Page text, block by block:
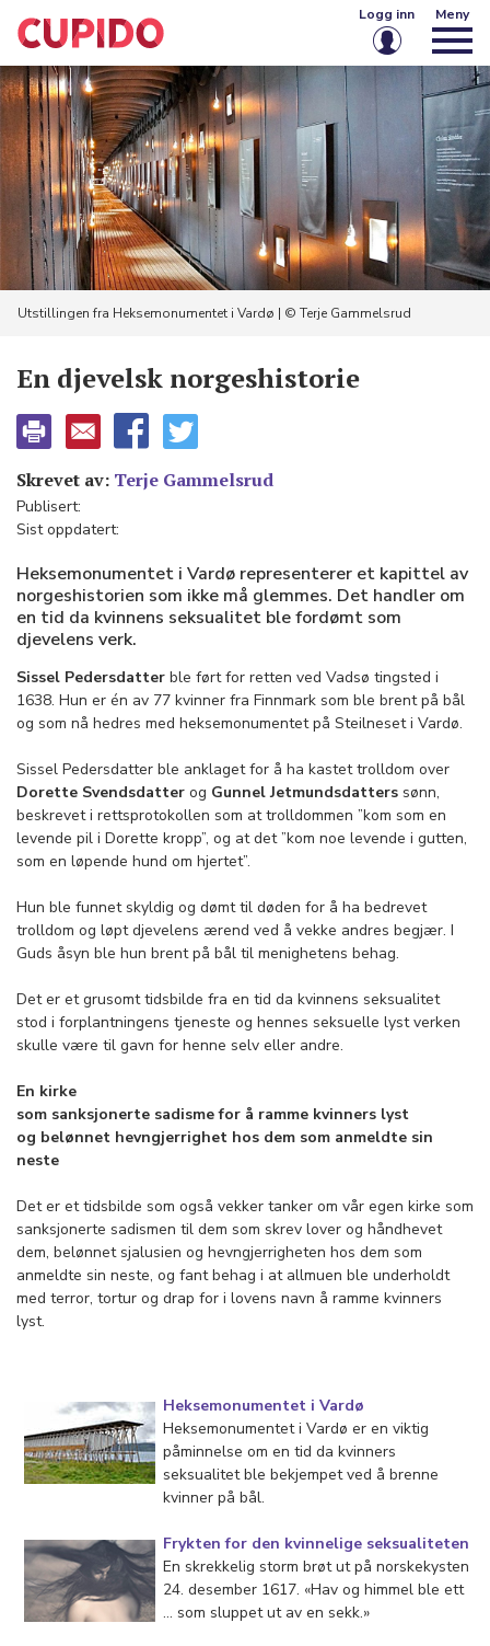
Logg inn
E-post eller brukernavn
Passord
Husk meg på denne enheten
Meny
Utstillingen fra Heksemonumentet i Vardø | © Terje Gammelsrud
En djevelsk norgeshistorie
Skrevet av: Terje Gammelsrud
Publisert:
Sist oppdatert:
Heksemonumentet i Vardø representerer et kapittel av
norgeshistorien som ikke må glemmes. Det handler om
en tid da kvinnens seksualitet ble fordømt som
djevelens verk.
Sissel Pedersdatter ble ført for retten ved Vadsø tingsted i
1638. Hun er én av 77 kvinner fra Finnmark som ble brent på bål
og som nå hedres med heksemonumentet på Steilneset i Vardø.
Sissel Pedersdatter ble anklaget for å ha kastet trolldom over
Dorette Svendsdatter og Gunnel Jetmundsdatters sønn,
beskrevet i rettsprotokollen som at trolldommen ”kom som en
levende pil i Dorette kropp”, og at det ”kom noe levende i gutten,
som en løpende hund om hjertet”.
Hun ble funnet skyldig og dømt til døden for å ha bedrevet
trolldom og løpt djevelens ærend ved å vekke andres begjær. I
Guds åsyn ble hun brent på bål til menighetens behag.
Det er et grusomt tidsbilde fra en tid da kvinnens seksualitet
stod i forplantningens tjeneste og hennes seksuelle lyst verken
skulle være til gavn for henne selv eller andre.
En kirke
som sanksjonerte sadismefor å ramme kvinners lyst
og belønnet hevngjerrighet hos dem som anmeldte sin
neste
Det er et tidsbilde som også vekker tanker om vår egen kirke som
sanksjonerte sadismen til dem som skrev lover og håndhevet
dem, belønnet sjalusien og hevngjerrigheten hos dem som
anmeldte sin neste, og fant behag i at allmuen ble underholdt
med terror, tortur og drap for i lovens navn å ramme kvinners
lyst.
Heksemonumentet i Vardø
Heksemonumentet i Vardø er en viktig
påminnelse om en tid da kvinners
seksualitet ble bekjempet ved å brenne
kvinner på bål.
Frykten for den kvinnelige seksualiteten
En skrekkelig storm brøt ut på norskekysten
24. desember 1617. «Hav og himmel ble ett
… som sluppet ut av en sekk.»